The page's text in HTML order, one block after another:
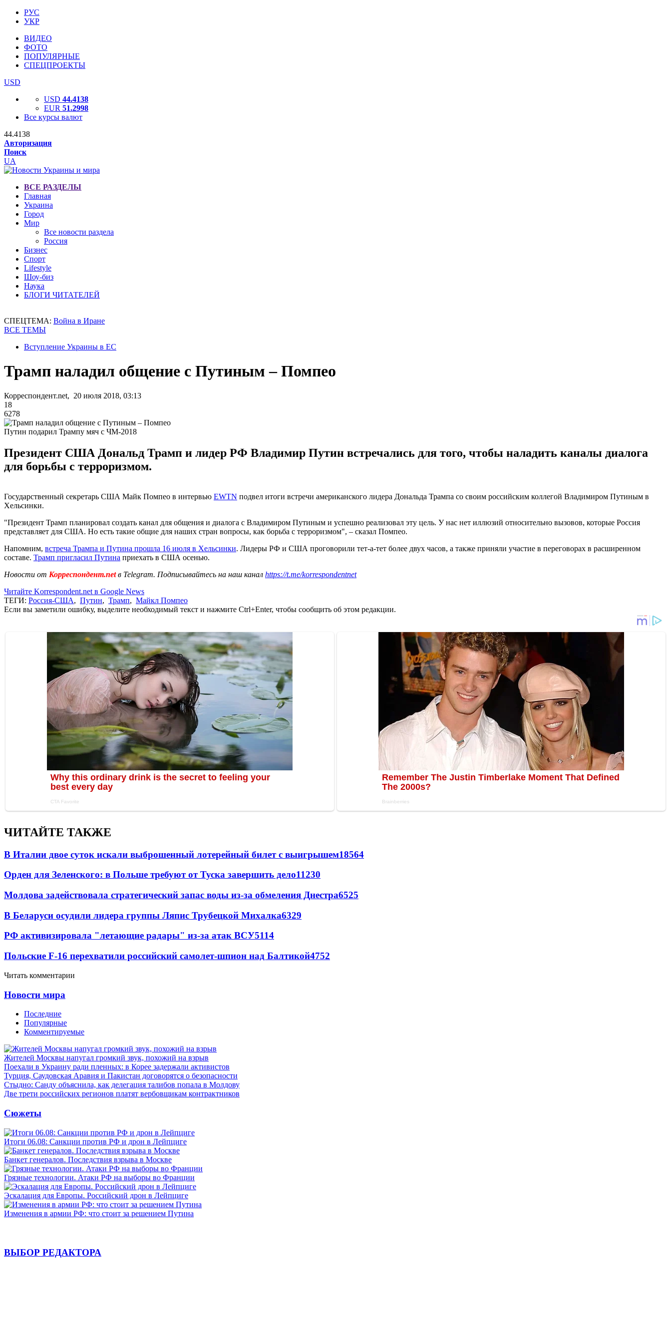
РУС
УКР
ВИДЕО
ФОТО
ПОПУЛЯРНЫЕ
СПЕЦПРОЕКТЫ
USD
USD 44.4138
EUR 51.2998
Все курсы валют
44.4138
Авторизация
Поиск
UA
ВСЕ РАЗДЕЛЫ
Главная
Украина
Город
Мир
Все новости раздела
Россия
Бизнес
Спорт
Lifestyle
Шоу-биз
Наука
БЛОГИ ЧИТАТЕЛЕЙ
СПЕЦТЕМА: Война в Иране
ВСЕ ТЕМЫ
Вступление Украины в ЕС
Трамп наладил общение с Путиным – Помпео
Корреспондент.net, 20 июля 2018, 03:13
18
6278
Путин подарил Трампу мяч с ЧМ-2018
Президент США Дональд Трамп и лидер РФ Владимир Путин встречались для того, чтобы наладить каналы диалога
для борьбы с терроризмом.
Государственный секретарь США Майк Помпео в интервью EWTN подвел итоги встречи американского лидера Дональда Трампа со своим российским коллегой Владимиром Путиным в
Хельсинки.
"Президент Трамп планировал создать канал для общения и диалога с Владимиром Путиным и успешно реализовал эту цель. У нас нет иллюзий относительно вызовов, которые Россия
представляет для США. Но есть такие общие для наших стран вопросы, как борьба с терроризмом", – сказал Помпео.
Напомним, встреча Трампа и Путина прошла 16 июля в Хельсинки. Лидеры РФ и США проговорили тет-а-тет более двух часов, а также приняли участие в переговорах в расширенном
составе. Трамп пригласил Путина приехать в США осенью.
Новости от Корреспондент.netв Telegram. Подписывайтесь на наш канал https://t.me/korrespondentnet
Читайте Korrespondent.net в Google News
ТЕГИ: Россия-США, Путин, Трамп, Майкл Помпео
Если вы заметили ошибку, выделите необходимый текст и нажмите Ctrl+Enter, чтобы сообщить об этом редакции.
ЧИТАЙТЕ ТАКЖЕ
В Италии двое суток искали выброшенный лотерейный билет с выигрышем18564
Орден для Зеленского: в Польше требуют от Туска завершить дело11230
Молдова задействовала стратегический запас воды из-за обмеления Днестра6525
В Беларуси осудили лидера группы Ляпис Трубецкой Михалка6329
РФ активизировала "летающие радары" из-за атак ВСУ5114
Польские F-16 перехватили российский самолет-шпион над Балтикой4752
Читать комментарии
Новости мира
Последние
Популярные
Комментируемые
Жителей Москвы напугал громкий звук, похожий на взрыв
Поехали в Украину ради пленных: в Корее задержали активистов
Турция, Саудовская Аравия и Пакистан договорятся о безопасности
Стыдно: Санду объяснила, как делегация талибов попала в Молдову
Две трети российских регионов платят вербовщикам контрактников
Сюжеты
Итоги 06.08: Санкции против РФ и дрон в Лейпциге
Банкет генералов. Последствия взрыва в Москве
Грязные технологии. Атаки РФ на выборы во Франции
Эскалация для Европы. Российский дрон в Лейпциге
Изменения в армии РФ: что стоит за решением Путина
ВЫБОР РЕДАКТОРА